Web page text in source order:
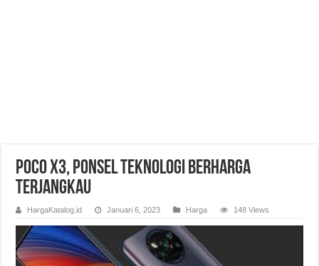
Poco X3, Ponsel Teknologi Berharga
Terjangkau
HargaKatalog.id Januari 6, 2023 Harga 148 Views